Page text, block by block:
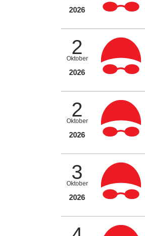
2026
2
Oktober
2026
2
Oktober
2026
3
Oktober
2026